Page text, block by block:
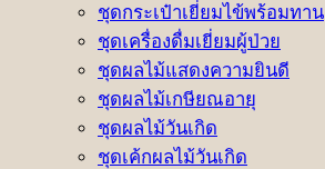
ชุดกระเป๋าเยี่ยมไข้พร้อมทาน
ชุดเครื่องดื่มเยี่ยมผู้ป่วย
ชุดผลไม้แสดงความยินดี
ชุดผลไม้เกษียณอายุ
ชุดผลไม้วันเกิด
ชุดเค้กผลไม้วันเกิด